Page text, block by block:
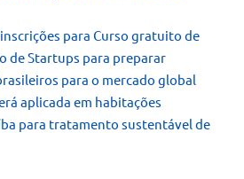
inscrições para Curso gratuito de
de Startups para preparar
para o mercado global
aplicada em habitações
para tratamento sustentável de